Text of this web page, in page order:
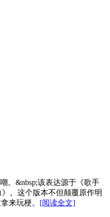
。‌&nbsp;该表达源于《歌手
。这个版本不但颠覆原作明
来玩梗。 [阅读全文]